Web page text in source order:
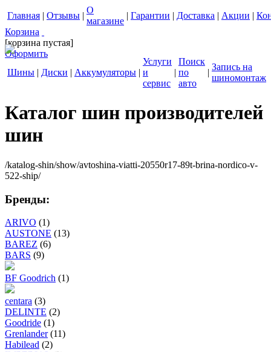
Главная | Отзывы |
О
магазине
| Гарантии | Доставка | Акции |
Корзина
[корзина пустая]
Оформить
Шины | Диски | Аккумуляторы |
Услуги
и
сервис
|
Поиск
по
авто
|
Запись на
шиномонтаж
Каталог шин производителей
шин
/katalog-shin/show/avtoshina-viatti-20550r17-89t-brina-nordico-v-
522-ship/
Бренды:
ARIVO (1)
AUSTONE (13)
BAREZ (6)
BARS (9)
BF Goodrich (1)
centara (3)
DELINTE (2)
Goodride (1)
Grenlander (11)
Habilead (2)